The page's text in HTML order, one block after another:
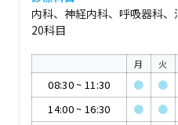
内科、神経内科、呼吸器科
20科目
月 火
08:30~ 11:30 ● ●
14:00~ 16:30 ● ●